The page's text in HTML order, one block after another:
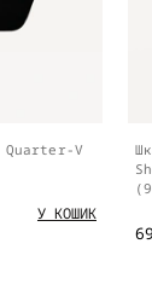
Quarter-V
У КОШИК